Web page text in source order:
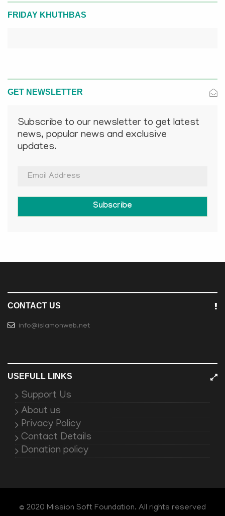
FRIDAY KHUTHBAS
GET NEWSLETTER
Subscribe to our newsletter to get latest
news, popular news and exclusive
updates.
Subscribe
CONTACT US
info@islamonweb.net
USEFULL LINKS
Support Us
About us
Privacy Policy
Contact Details
Donation policy
© 2020 Mission Soft Foundation. All rights reserved